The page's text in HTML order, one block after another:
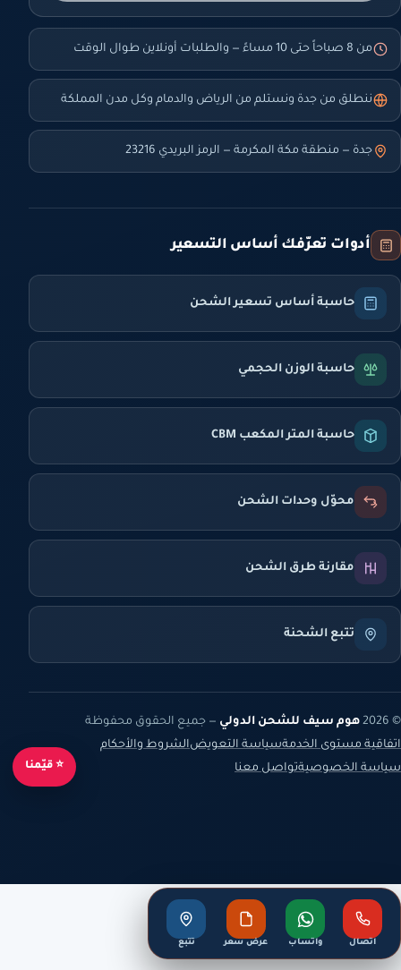
من 8 صباحاً حتى 10 مساءً — والطلبات أونلاين طوال الوقت
ننطلق من جدة ونستلم من الرياض والدمام وكل مدن المملكة
جدة — منطقة مكة المكرمة — الرمز البريدي 23216
أدوات تعرّفك أساس التسعير
حاسبة أساس تسعير الشحن
حاسبة الوزن الحجمي
حاسبة المتر المكعب CBM
محوّل وحدات الشحن
مقارنة طرق الشحن
تتبع الشحنة
© 2026 هوم سيف للشحن الدولي — جميع الحقوق محفوظة
اتفاقية مستوى الخدمةسياسة التعويضالشروط والأحكام
سياسة الخصوصيةتواصل معنا
اتصال واتساب عرض سعر تتبع
⭐ قيّمنا